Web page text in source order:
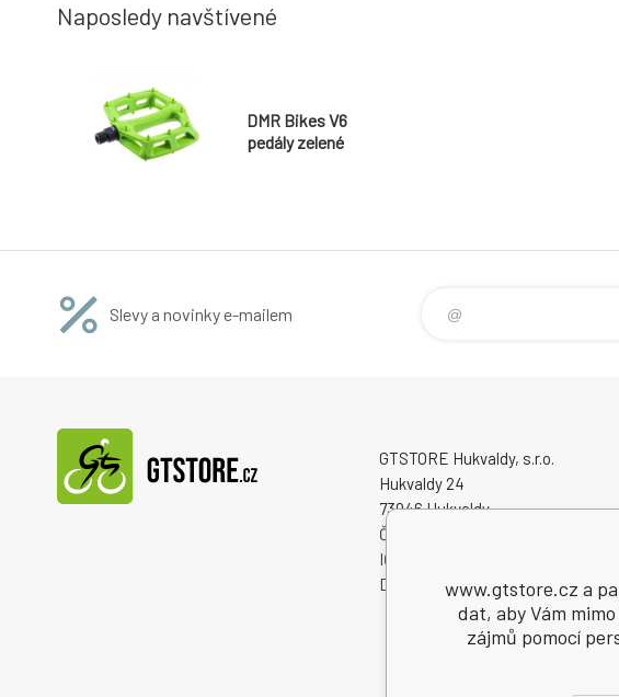
Naposledy navštívené
DMR Bikes V6
pedály zelené
Slevy a novinky e-mailem
GTSTORE Hukvaldy, s.r.o.
Hukvaldy 24
73946 Hukvaldy
Česká republika
IČO: 22259848
DIČ: CZ22259848www.gtstore.cz a
dat, aby Vám
zájmů pomocí